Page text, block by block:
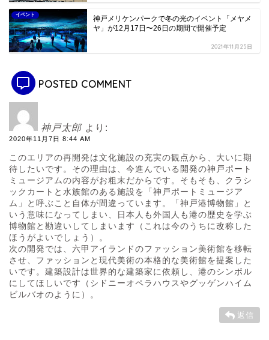
イベント
神戸メリケンパークで冬の光のイベント「メヤメ
ヤ」が12月17日〜26日の期間で開催予定
2021年11月25日
POSTED COMMENT
神戸太郎 より:
2020年11月7日 8:44 AM
このエリアの再開発は文化施設の充実の観点から、大いに期
待したいです。その理由は、今進んでいる開発の神戸ポート
ミュージアムの内容がお粗末だからです。そもそも、クラシ
ックカートと水族館のある施設を「神戸ポートミュージア
ム」と呼ぶこと自体が間違っています。「神戸港博物館」と
いう意味になってしまい、日本人も外国人も港の歴史を学ぶ
博物館と勘違いしてしまいます（これは今のうちに改称した
ほうがよいでしょう）。
次の開発では、六甲アイランドのファッション美術館を移転
させ、ファッションと現代美術の本格的な美術館を提案した
いです。建築設計は世界的な建築家に依頼し、港のシンボル
にしてほしいです（シドニーオペラハウスやグッゲンハイム
ビルバオのように）。
返信